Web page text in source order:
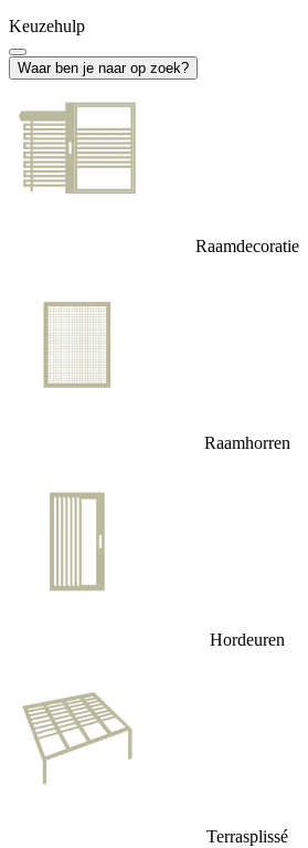
Keuzehulp
Waar ben je naar op zoek?
Raamdecoratie
Raamhorren
Hordeuren
Terrasplissé